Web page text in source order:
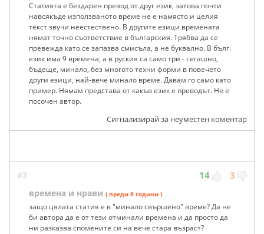
Статията е бездарен превод от друг език, затова почти
навсякъде използваното време не е намясто и целия
текст звучи неестествено. В другите езици времената
нямат точно съответствие в българския. Трябва да се
превежда като се запазва смисъла, а не буквално. В бълг.
език има 9 времена, а в руския са само три - сегашно,
бъдеще, минало, без многото техни форми в повечето
други езици, най-вече минало време. Давам го само като
пример. Нямам представа от какъв език е преводът. Не е
посочен автор.
Сигнализирай за неуместен коментар
#3 14 3
времена и нрави ( преди 6 години )
защо цялата статия е в "минало свършено" време? Да не
би автора да е от тези отминали времена и да просто да
ни разказва спомените си на вече стара възраст?